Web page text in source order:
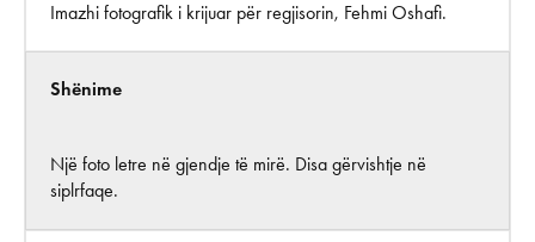
Imazhi fotografik i krijuar për regjisorin, Fehmi Oshafi.
Shënime
Një foto letre në gjendje të mirë. Disa gërvishtje në
siplrfaqe.